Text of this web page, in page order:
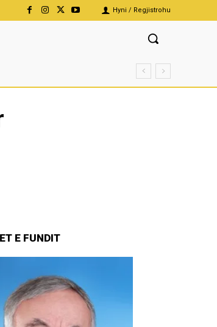
Hyni / Regjistrohu
E FUNDIT